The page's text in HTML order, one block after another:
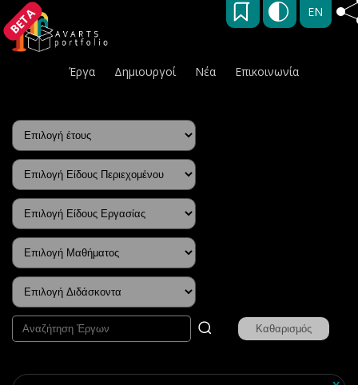
BETA EN
Έργα Δημιουργοί Νέα Επικοινωνία